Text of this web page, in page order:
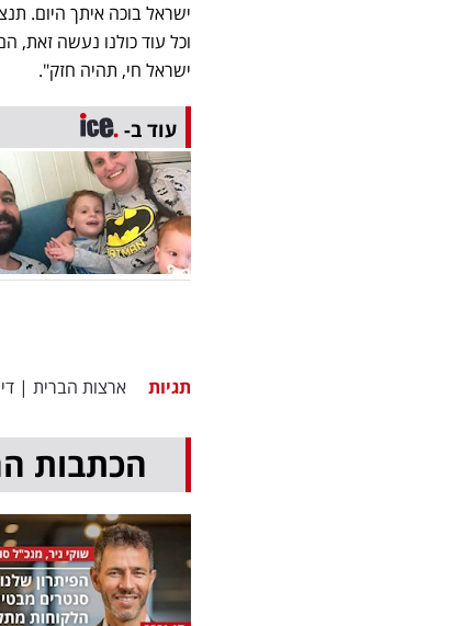
ישראל בוכה איתך היום.
וכל עוד כולנו נעשה זאת,
ישראל חי, תהיה חזק".
עוד ב-
תגיות ארצות הברית |
הכתבות